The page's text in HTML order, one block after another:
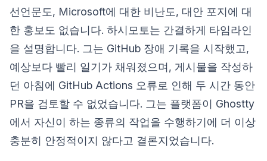
선언문도, Microsoft에 대한 비난도, 대안 포지에 대
한 홍보도 없습니다. 하시모토는 간결하게 타임라인
을 설명합니다. 그는 GitHub 장애 기록을 시작했고,
예상보다 빨리 일기가 채워졌으며, 게시물을 작성하
던 아침에 GitHub Actions 오류로 인해 두 시간 동안
PR을 검토할 수 없었습니다. 그는 플랫폼이 Ghostty
에서 자신이 하는 종류의 작업을 수행하기에 더 이상
충분히 안정적이지 않다고 결론지었습니다.